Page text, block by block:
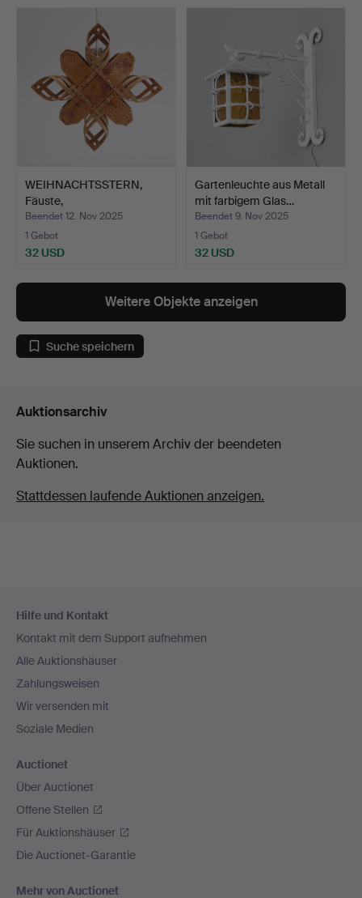
WEIHNACHTSSTERN,
Fäuste,
Fensterbeleuchtun…
Beendet 12. Nov 2025
1 Gebot
32 USD
Gartenleuchte aus Metall
mit farbigem Glas…
Beendet 9. Nov 2025
1 Gebot
32 USD
Weitere Objekte anzeigen
Suche speichern
Auktionsarchiv
Sie suchen in unserem Archiv der beendeten
Auktionen.
Stattdessen laufende Auktionen anzeigen.
Navigation
Hilfe und Kontakt
Kontakt mit dem Support aufnehmen
Alle Auktionshäuser
Zahlungsweisen
Wir versenden mit
Soziale Medien
Auctionet
Über Auctionet
Offene Stellen
Für Auktionshäuser
Die Auctionet-Garantie
Mehr von Auctionet